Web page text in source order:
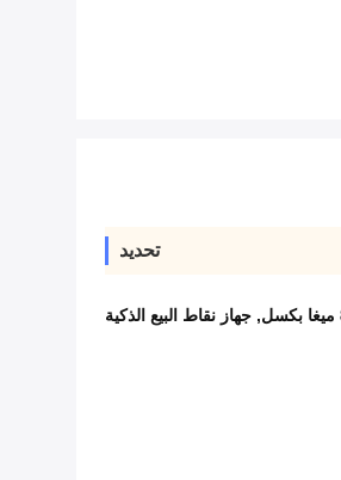
تحديد
, جهاز نقاط البيع الذكية